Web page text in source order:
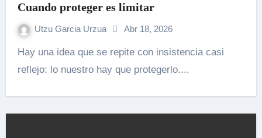
Cuando proteger es limitar
Utzu Garcia Urzua Abr 18, 2026
Hay una idea que se repite con insistencia casi
reflejo: lo nuestro hay que protegerlo....